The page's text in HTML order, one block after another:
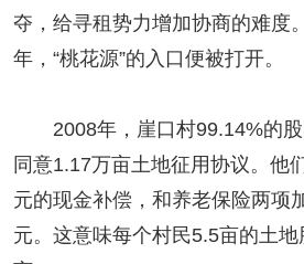
夺，给寻租势力增加协商的难度
年，“桃花源”的入口便被打开。
2008年，崖口村99.14%的股
同意1.17万亩土地征用协议。他
元的现金补偿，和养老保险两项
元。这意味每个村民5.5亩的土